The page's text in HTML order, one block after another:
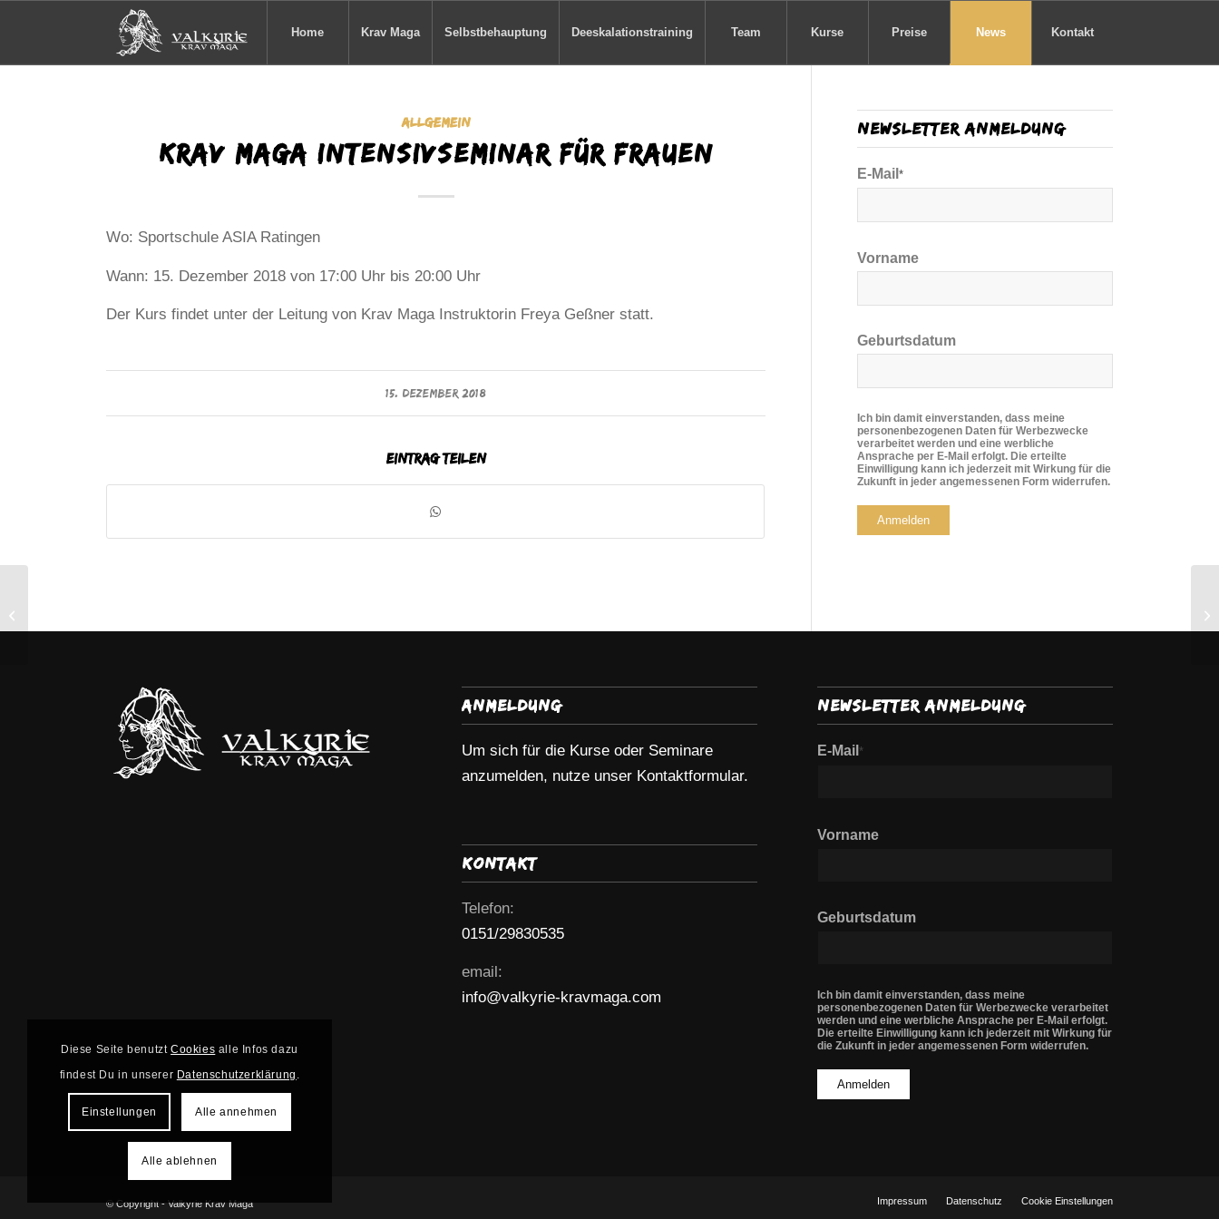
Home Krav Maga Selbstbehauptung Deeskalationstraining Team Kurse Preise News Kontakt
ALLGEMEIN
Krav Maga Intensivseminar für Frauen
Wo: Sportschule ASIA Ratingen
Wann: 15. Dezember 2018 von 17:00 Uhr bis 20:00 Uhr
Der Kurs findet unter der Leitung von Krav Maga Instruktorin Freya Geßner statt.
15. DEZEMBER 2018
Eintrag teilen
Newsletter Anmeldung
E-Mail *
Vorname
Geburtsdatum
Ich bin damit einverstanden, dass meine
personenbezogenen Daten für Werbezwecke
verarbeitet werden und eine werbliche
Ansprache per E-Mail erfolgt. Die erteilte
Einwilligung kann ich jederzeit mit Wirkung für die
Zukunft in jeder angemessenen Form widerrufen.
Anmeldung
Um sich für die Kurse oder Seminare
anzumelden, nutze unser Kontaktformular.
Kontakt
Telefon:
0151/29830535
email:
info@valkyrie-kravmaga.com
Newsletter Anmeldung
E-Mail *
Vorname
Geburtsdatum
Ich bin damit einverstanden, dass meine
personenbezogenen Daten für Werbezwecke verarbeitet
werden und eine werbliche Ansprache per E-Mail erfolgt.
Die erteilte Einwilligung kann ich jederzeit mit Wirkung für
die Zukunft in jeder angemessenen Form widerrufen.
© Copyright - Valkyrie Krav Maga Impressum Datenschutz Cookie Einstellungen
Diese Seite benutztCookies alle Infos dazu
findest Du in unserer Datenschutzerklärung
Einstellungen Alle annehmen
Alle ablehnen